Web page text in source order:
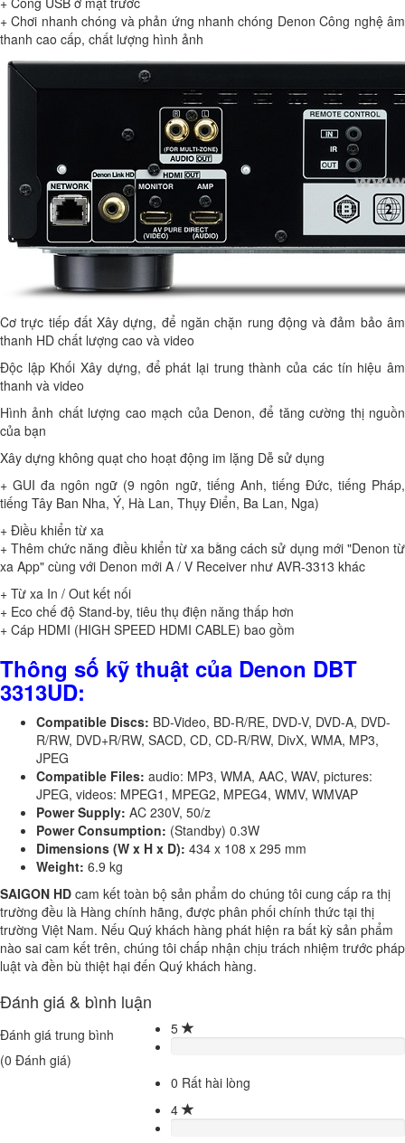
+ Chơi nhanh chóng và phản ứng nhanh chóng Denon Công nghệ âm
thanh cao cấp, chất lượng hình ảnh
Cơ trực tiếp đất Xây dựng, để ngăn chặn rung động và đảm bảo âm
thanh HD chất lượng cao và video
Độc lập Khối Xây dựng, để phát lại trung thành của các tín hiệu âm
thanh và video
Hình ảnh chất lượng cao mạch của Denon, để tăng cường thị nguồn
của bạn
Xây dựng không quạt cho hoạt động im lặng Dễ sử dụng
+ GUI đa ngôn ngữ (9 ngôn ngữ, tiếng Anh, tiếng Đức, tiếng Pháp,
tiếng Tây Ban Nha, Ý, Hà Lan, Thụy Điển, Ba Lan, Nga)
+ Điều khiển từ xa
+ Thêm chức năng điều khiển từ xa bằng cách sử dụng mới "Denon từ
xa App" cùng với Denon mới A / V Receiver như AVR-3313 khác
+ Từ xa In / Out kết nối
+ Eco chế độ Stand-by, tiêu thụ điện năng thấp hơn
+ Cáp HDMI (HIGH SPEED HDMI CABLE) bao gồm
Thông số kỹ thuật của Denon DBT
3313UD:
Compatible Discs: BD-Video, BD-R/RE, DVD-V, DVD-A, DVD-
R/RW, DVD+R/RW, SACD, CD, CD-R/RW, DivX, WMA, MP3,
JPEG
Compatible Files: audio: MP3, WMA, AAC, WAV, pictures:
JPEG, videos: MPEG1, MPEG2, MPEG4, WMV, WMVAP
Power Supply: AC 230V, 50/z
Power Consumption: (Standby) 0.3W
Dimensions (W x H x D): 434 x 108 x 295 mm
Weight: 6.9 kg
SAIGON HD cam kết toàn bộ sản phẩm do chúng tôi cung cấp ra thị
trường đều là Hàng chính hãng, được phân phối chính thức tại thị
trường Việt Nam. Nếu Quý khách hàng phát hiện ra bất kỳ sản phẩm
nào sai cam kết trên, chúng tôi chấp nhận chịu trách nhiệm trước pháp
luật và đền bù thiệt hại đến Quý khách hàng.
Đánh giá & bình luận
Đánh giá trung bình
(0 Đánh giá)
5
0 Rất hài lòng
4